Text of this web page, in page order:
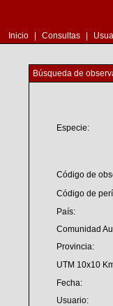
Inicio Consultas
Búsqueda de
Especie:
Código de
Código de
País:
Comunidad
Provincia:
UTM 10x10
Fecha:
Usuario: